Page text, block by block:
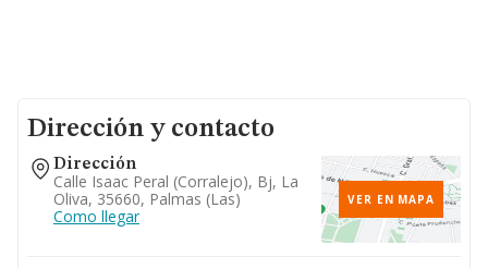
Dirección y contacto
Dirección
Calle Isaac Peral (corralejo), Bj, La
Oliva, 35660, Palmas (las)
Como llegar
VER EN MAPA